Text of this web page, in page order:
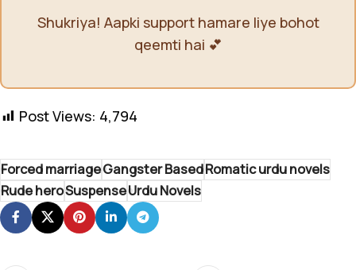
Shukriya! Aapki support hamare liye bohot
qeemti hai 💕
Post Views: 4,794
Forced marriageGangster BasedRomatic urdu novels
Rude heroSuspenseUrdu Novels